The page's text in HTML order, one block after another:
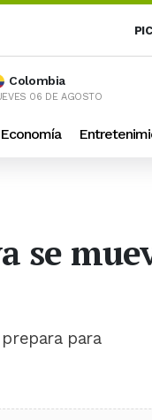
Colombia
06 DE AGOSTO
Economía
se
para